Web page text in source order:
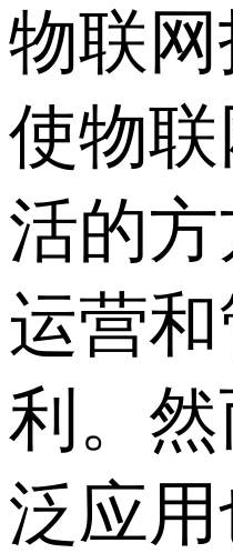
物联
使物
活的
运营
利。
泛应